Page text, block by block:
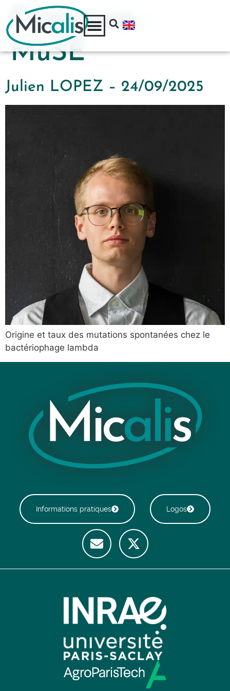
Catégorie :
MuSE
Julien LOPEZ – 24/09/2025
Origine et taux des mutations spontanées chez le
bactériophage lambda
Informations pratiques Logos